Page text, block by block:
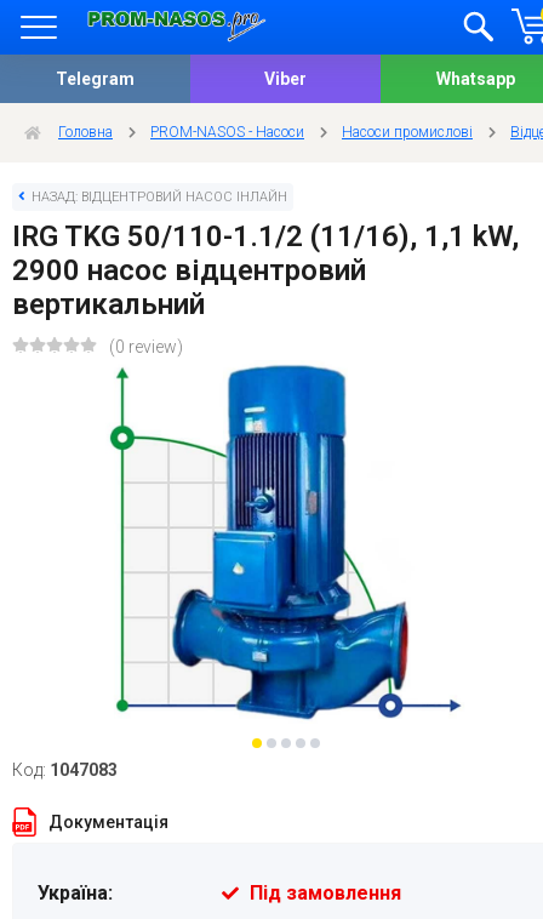
Telegram Viber Whatsapp
Головна PROM-NASOS - Насоси Насоси промислові
НАЗАД: ВІДЦЕНТРОВИЙ НАСОС ІНЛАЙН
IRG TKG 50/110-1.1/2 (11/16), 1,1 kW,
2900 насос відцентровий
вертикальний
(0 review)
Код: 1047083
Документація
Україна:
Під замовлення